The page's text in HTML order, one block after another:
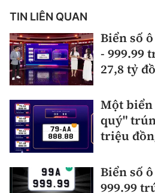
TIN LIÊN QUAN
Biển số
- 999.99
27,8 tỷ
Một biển
quý"
triệu
Biển số
999.99